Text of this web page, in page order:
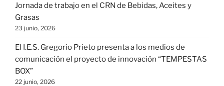
Jornada de trabajo en el CRN de Bebidas, Aceites y
Grasas
23 junio, 2026
El I.E.S. Gregorio Prieto presenta a los medios de
comunicación el proyecto de innovación “TEMPESTAS
BOX”
22 junio, 2026